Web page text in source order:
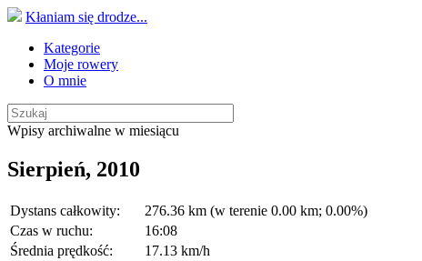
Kłaniam się drodze...
Kategorie
Moje rowery
O mnie
Wpisy archiwalne w miesiącu
Sierpień, 2010
Dystans całkowity:
276.36 km (w terenie 0.00 km; 0.00%)
Czas w ruchu:
16:08
Średnia prędkość:
17.13 km/h